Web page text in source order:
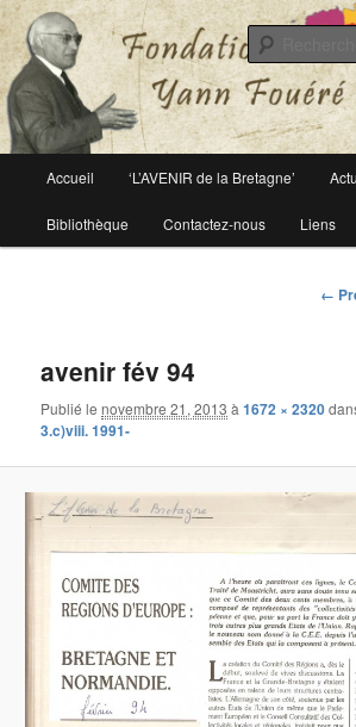
Fondation Yann
Le site officiel de la fondation Yann Fouéré
principal
Aller
au
Accueil ‘L’AVENIR de la Bretagne’
Bibliothèque Contactez-nous Liens
←
avenir fév 94
Publié lenovembre 21, 2013 à1672 × 2320
3.c)viii. 1991-